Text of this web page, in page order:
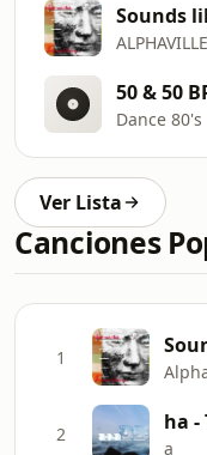
Sounds
ALPHAVILLE
50 & 50
Dance 80's
Ver Lista
Canciones
1
2 ha -
a